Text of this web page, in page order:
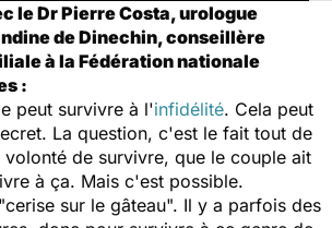
le Dr Pierre Costa, urologue
de Dinechin, conseillère
à la Fédération nationale
:
peut survivre à l'infidélité. Cela peut
La question, c'est le fait tout de
de survivre, que le couple ait
à ça. Mais c'est possible.
sur le gâteau". Il y a parfois des